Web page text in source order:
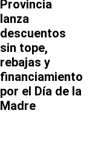
Provincia
lanza
descuentos
sin tope,
rebajas y
financiamiento
por el Día de la
Madre